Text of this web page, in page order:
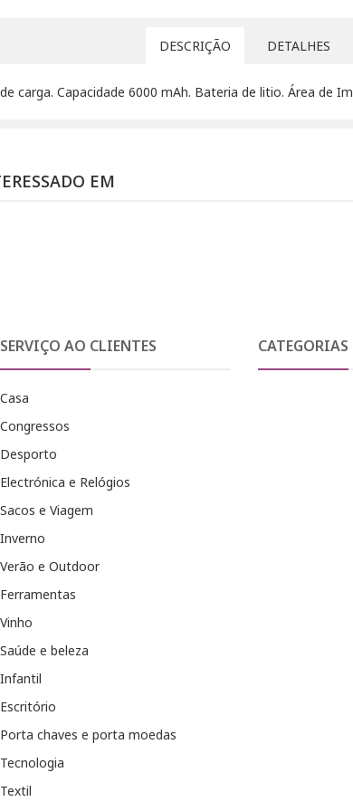
DESCRIÇÃO DETALHES
carga. Capacidade 6000 mAh. Bateria de litio. Área de
EM
SERVIÇO AO CLIENTES
Casa
Congressos
Desporto
Electrónica e Relógios
Sacos e Viagem
Inverno
Verão e Outdoor
Ferramentas
Vinho
Saúde e beleza
Infantil
Escritório
Porta chaves e porta moedas
Tecnologia
Textil
CATEGORIAS